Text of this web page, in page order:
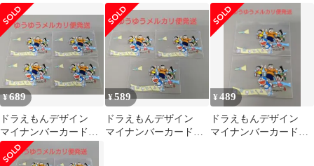
ズ ファイル ノート ト
ート
ないカード 9枚セット
¥689
ドラえもんデザイン
マイナンバーカードケ
ース4枚
¥589
ドラえもんデザイン
マイナンバーカードケ
¥489
ドラえもんデザイン
マイナンバーカードケ